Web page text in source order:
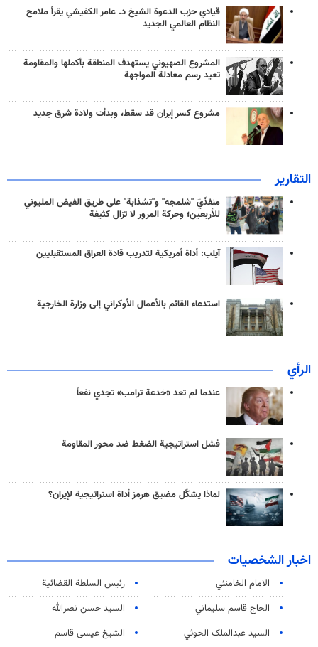
قيادي حزب الدعوة الشيخ د. عامر الكفيشي يقرأ ملامح
النظام العالمي الجديد
المشروع الصهيوني يستهدف المنطقة بأكملها والمقاومة
تعيد رسم معادلة المواجهة
مشروع كسر إيران قد سقط، وبدأت ولادة شرق جديد
التقارير
منفذَيّ "شلمجه" و"تشذابة" على طريق الفيض المليوني
للأربعين؛ وحركة المرور لا تزال كثيفة
آيلب: أداة أمريكية لتدريب قادة العراق المستقبليين
استدعاء القائم بالأعمال الأوكراني إلى وزارة الخارجية
الرأي
عندما لم تعد «خدعة ترامب» تجدي نفعاً
فشل استراتيجية الضغط ضد محور المقاومة
لماذا يشكّل مضيق هرمز أداة استراتيجية لإيران؟
اخبار الشخصيات
الامام الخامنئي
رئیس السلطة القضائیة
الحاج قاسم سليماني
السيد حسن نصرالله
السید عبدالملک الحوثي
الشيخ عيسى قاسم